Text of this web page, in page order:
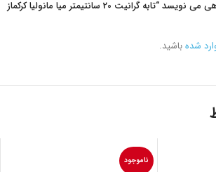
اولین کسی باشید که دیدگاهی می نویسد “تابه گرانیت 20 سانتیمتر میا مانولیا کرکماز
شدهباشید.
ناموجود